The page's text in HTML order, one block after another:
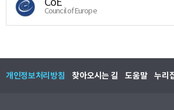
Council of Europe
개인정보처리방침 찾아오시는 길 도움말 누리